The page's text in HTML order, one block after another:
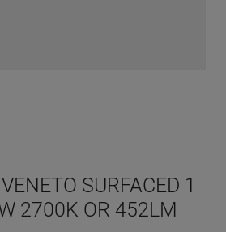
SURFACED 1
2700K OR 452LM